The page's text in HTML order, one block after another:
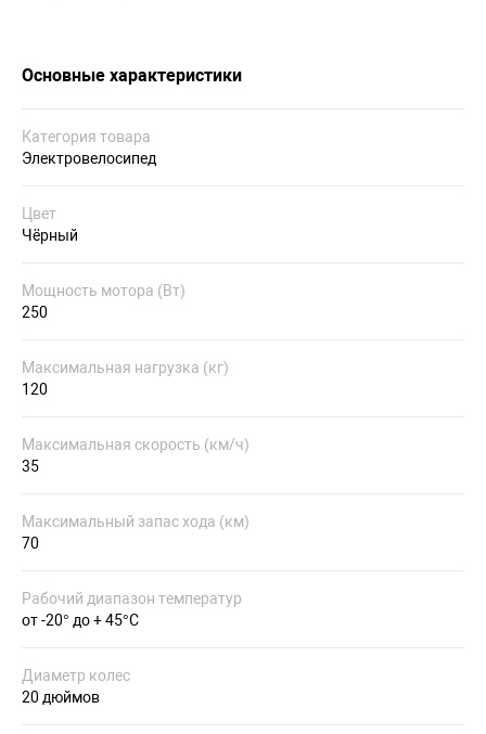
Основные характеристики
Категория товара
Электровелосипед
Цвет
Чёрный
Мощность мотора (Вт)
250
Максимальная нагрузка (кг)
120
Максимальная скорость (км/ч)
35
Максимальный запас хода (км)
70
Рабочий диапазон температур
от -20° до + 45°С
Диаметр колес
20 дюймов